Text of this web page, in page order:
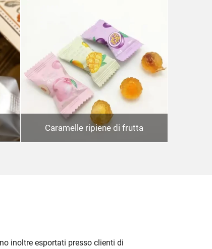
Caramelle ripiene di frutta
inoltre esportati presso clienti di